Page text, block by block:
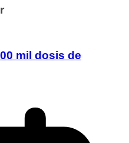
mil dosis de